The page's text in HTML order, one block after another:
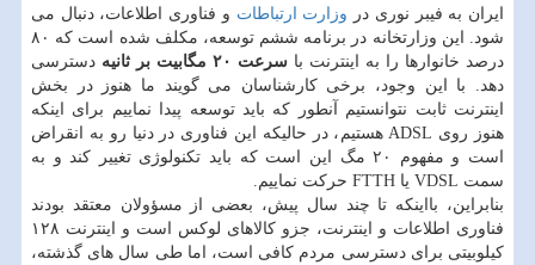
ایران به فیبر نوری در وزارت ارتباطات و فناوری اطلاعات، دنبال می
شود. این وزارتخانه در برنامه ششم توسعه، مكلف شده است كه ۸۰
درصد خانوارها را به اینترنت با سرعت ۲۰ مگابیت بر ثانیه
دسترسی
دهد. با این وجود، برخی كارشناسان می گویند ما هنوز در بخش
اینترنت ثابت نتوانستیم آنطور كه باید توسعه پیدا نماییم برای اینكه
هنوز روی ADSL هستیم، در حالیكه این فناوری در دنیا رو به انقراض
است و مفهوم ۲۰ مگ این است كه باید تكنولوژی تغییر كند و به
سمت VDSL یا FTTH حركت نماییم.
بنابراین، بااینكه تا چند سال پیش، بعضی از مسؤولان معتقد بودند
فناوری اطلاعات و اینترنت، جزو كالاهای لوكس است و اینترنت ۱۲۸
كیلوبیتی برای دسترسی مردم كافی است، اما طی سال های گذشته،